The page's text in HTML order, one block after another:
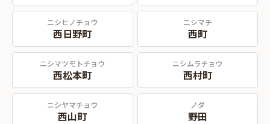
ニシヒノチョウ
西日野町
ニシマチ
西町
ニシマツモトチョウ
西松本町
ニシムラチョウ
西村町
ニシヤマチョウ
西山町
ノダ
野田